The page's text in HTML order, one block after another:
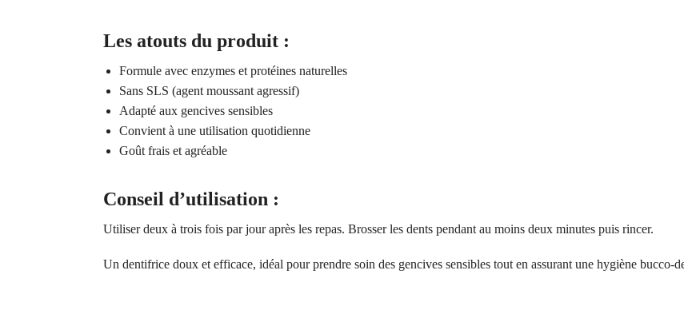
Les atouts du produit :
Formule avec enzymes et protéines naturelles
Sans SLS (agent moussant agressif)
Adapté aux gencives sensibles
Convient à une utilisation quotidienne
Goût frais et agréable
Conseil d’utilisation :
Utiliser deux à trois fois par jour après les repas. Brosser les dents pendant au moins deux minutes puis rincer.
Un dentifrice doux et efficace, idéal pour prendre soin des gencives sensibles tout en assurant une hygiène bucco-